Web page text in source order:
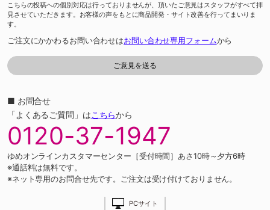
こちらの投稿への個別対応は行っておりませんが、頂いたご意見はスタッフがすべて拝
見させていただきます。お客様の声をもとに商品開発・サイト改善を行ってまいりま
す。
ご注文にかかわるお問い合わせはお問い合わせ専用フォームから
■ お問合せ
「よくあるご質問」はこちらから
0120-37-1947
ゆめオンラインカスタマーセンター［受付時間］あさ10時～夕方6時
※通話料は無料です。
※ネット専用のお問合せ先です。ご注文は受け付けておりません。
PCサイト